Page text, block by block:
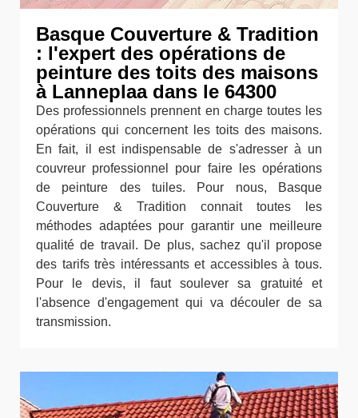
Basque Couverture & Tradition
: l'expert des opérations de
peinture des toits des maisons
à Lanneplaa dans le 64300
Des professionnels prennent en charge toutes les
opérations qui concernent les toits des maisons.
En fait, il est indispensable de s'adresser à un
couvreur professionnel pour faire les opérations
de peinture des tuiles. Pour nous, Basque
Couverture & Tradition connait toutes les
méthodes adaptées pour garantir une meilleure
qualité de travail. De plus, sachez qu'il propose
des tarifs très intéressants et accessibles à tous.
Pour le devis, il faut soulever sa gratuité et
l'absence d'engagement qui va découler de sa
transmission.